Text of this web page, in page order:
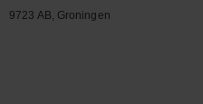
9723 AB, Groningen